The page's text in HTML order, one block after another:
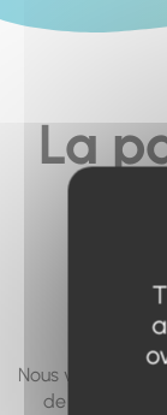
La
Nous vous
de page, ou à